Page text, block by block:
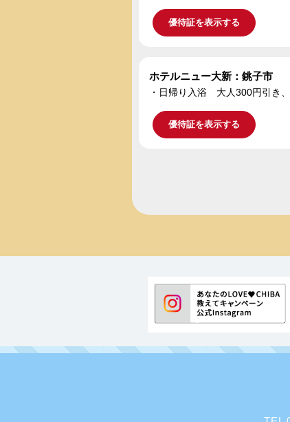
優待証を表示する
ホテルニュー大新：銚子市
・日帰り入浴 大人300円引き
優待証を表示する